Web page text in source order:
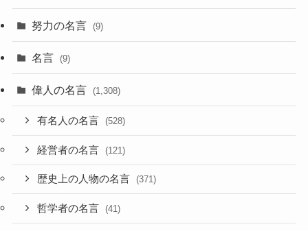
努力の名言 (9)
名言 (9)
偉人の名言 (1,308)
有名人の名言 (528)
経営者の名言 (121)
歴史上の人物の名言 (371)
哲学者の名言 (41)